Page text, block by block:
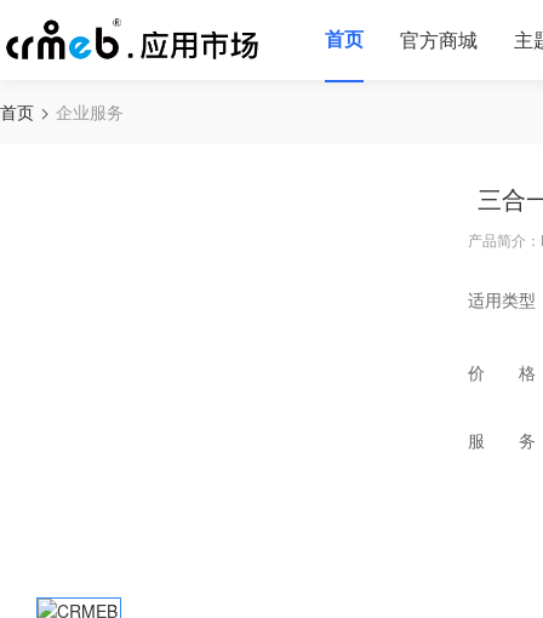
首页 官方商城 主
首页 企业服务
三合
产品简介
适用类型
价 格
服 务